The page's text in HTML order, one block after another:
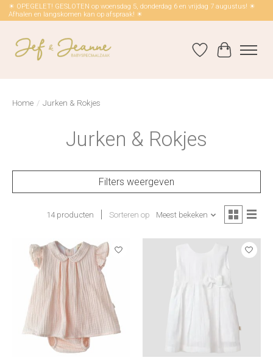
☀ OPEGELET! GESLOTEN op woensdag 5, donderdag 6 en vrijdag 7 augustus! ☀
Afhalen en langskomen kan op afspraak! ☀
Verlanglijst
Home / Jurken & Rokjes
Jurken & Rokjes
Filters weergeven
14 producten Sorteren op Meest bekeken